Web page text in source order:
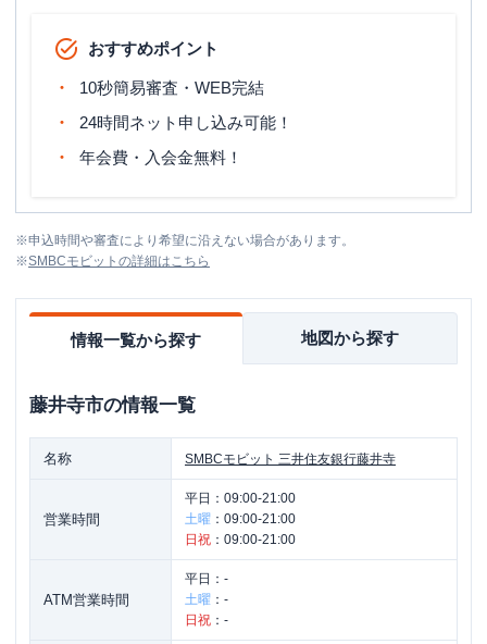
おすすめポイント
10秒簡易審査・WEB完結
24時間ネット申し込み可能！
年会費・入会金無料！
※申込時間や審査により希望に沿えない場合があります。
※SMBCモビット の詳細はこちら
情報一覧から探す 地図から探す
藤井寺市の情報一覧
名称 SMBCモビット 三井住友銀行藤井寺
営業時間
平日： 09:00-21:00
土曜 ： 09:00-21:00
日祝 ： 09:00-21:00
ATM営業時間
平日： -
土曜 ： -
日祝 ： -